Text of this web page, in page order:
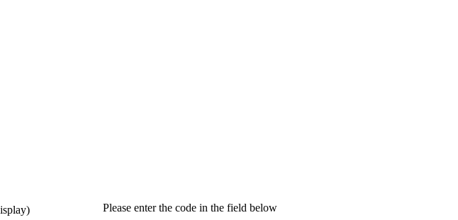
Please enter the code in the field below